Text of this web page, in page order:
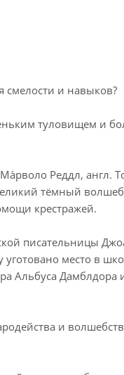
смелости и навыков?
туловищем и
Реддл, англ.
тёмный
крестражей.
писательницы
место в
Альбуса Дамблдора
и